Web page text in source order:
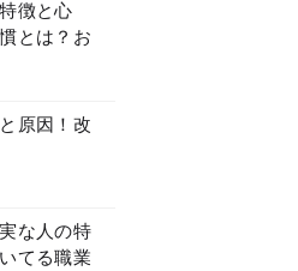
徴と心
とは？お
原因！改
な人の特
てる職業